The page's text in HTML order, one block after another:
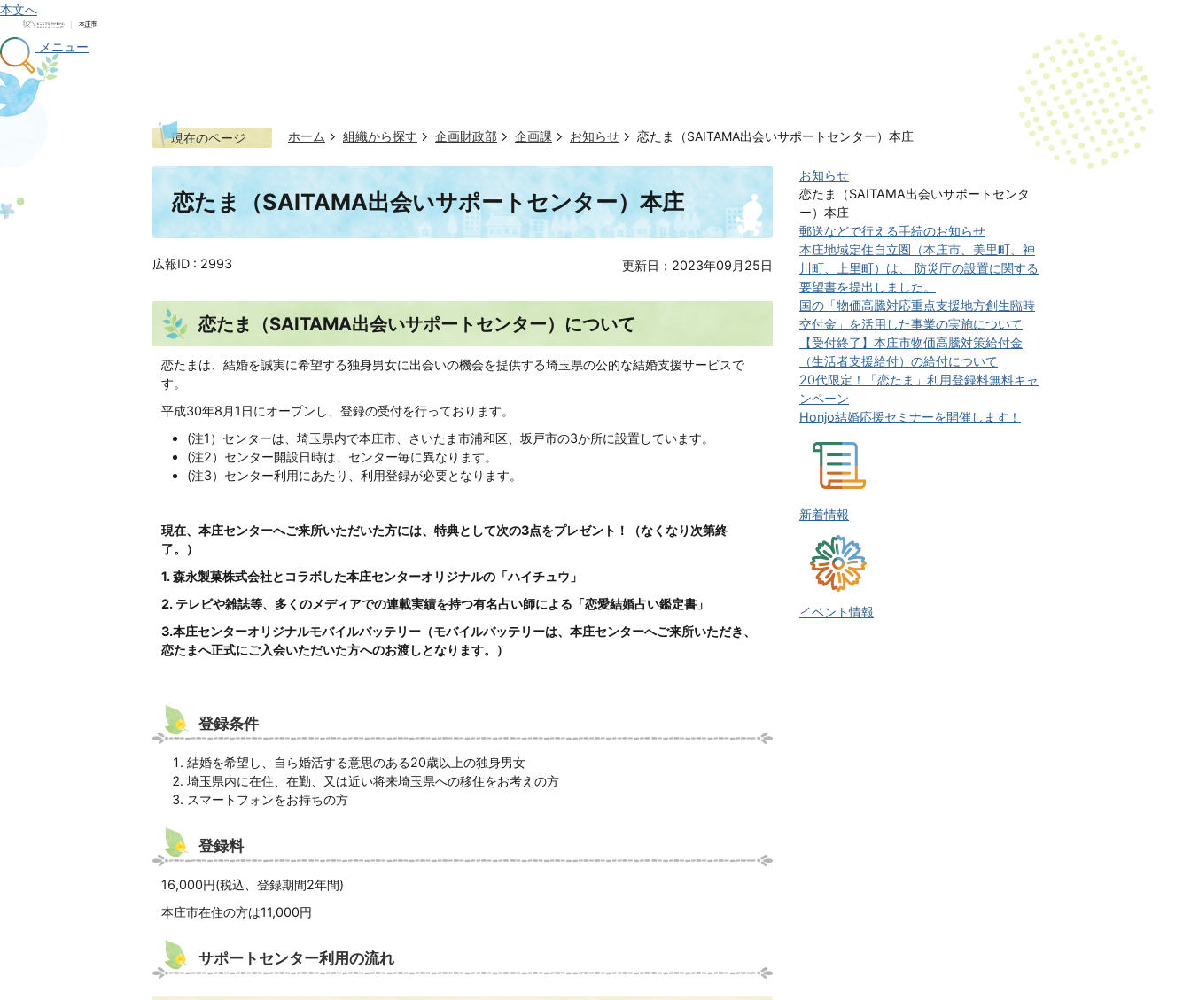
本文へ
メニュー
現在のページ ホーム 組織から探す 企画財政部 企画課 お知らせ 恋たま（SAITAMA出会いサポートセンター）本庄
恋たま（SAITAMA出会いサポートセンター）本庄
更新日：2023年09月25日
広報ID : 2993
恋たま（SAITAMA出会いサポートセンター）について
恋たまは、結婚を誠実に希望する独身男女に出会いの機会を提供する埼玉県の公的な結婚支援サービスで
す。
平成30年8月1日にオープンし、登録の受付を行っております。
(注1）センターは、埼玉県内で本庄市、さいたま市浦和区、坂戸市の3か所に設置しています。
(注2）センター開設日時は、センター毎に異なります。
(注3）センター利用にあたり、利用登録が必要となります。
現在、本庄センターへご来所いただいた方には、特典として次の3点をプレゼント！（なくなり次第終
了。）
1. 森永製菓株式会社とコラボした本庄センターオリジナルの「ハイチュウ」
2. テレビや雑誌等、多くのメディアでの連載実績を持つ有名占い師による「恋愛結婚占い鑑定書」
3.本庄センターオリジナルモバイルバッテリー（モバイルバッテリーは、本庄センターへご来所いただき、
恋たまへ正式にご入会いただいた方へのお渡しとなります。）
登録条件
結婚を希望し、自ら婚活する意思のある20歳以上の独身男女
埼玉県内に在住、在勤、又は近い将来埼玉県への移住をお考えの方
スマートフォンをお持ちの方
登録料
16,000円(税込、登録期間2年間)
本庄市在住の方は11,000円
サポートセンター利用の流れ
お知らせ
恋たま（SAITAMA出会いサポートセンタ
ー）本庄
郵送などで行える手続のお知らせ
本庄地域定住自立圏（本庄市、美里町、神
川町、上里町）は、 防災庁の設置に関する
要望書を提出しました。
国の「物価高騰対応重点支援地方創生臨時
交付金」を活用した事業の実施について
【受付終了】本庄市物価高騰対策給付金
（生活者支援給付）の給付について
20代限定！「恋たま」利用登録料無料キャ
ンペーン
Honjo結婚応援セミナーを開催します！
新着情報
イベント情報